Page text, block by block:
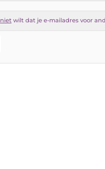
nietwilt dat je e-mailadres voor